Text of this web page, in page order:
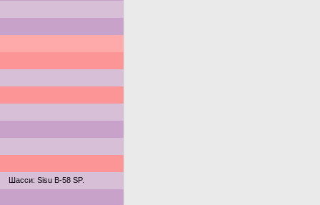
Шасси: Sisu B-58 SP.